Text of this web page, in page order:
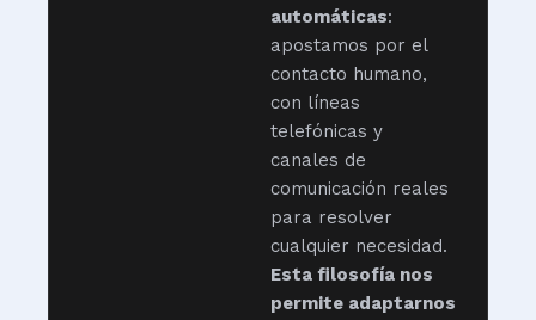
automáticas:
apostamos por el
contacto humano,
con líneas
telefónicas y
canales de
comunicación reales
para resolver
cualquier necesidad.
Esta filosofía nos
permite adaptarnos